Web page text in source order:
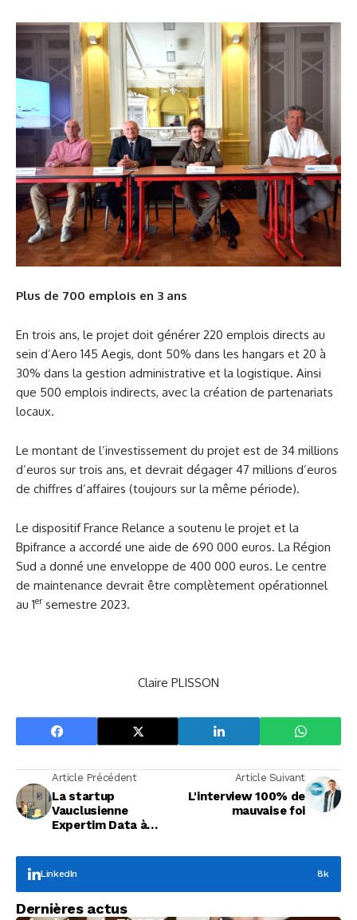
Plus de 700 emplois en 3 ans
En trois ans, le projet doit générer 220 emplois directs au
sein d’Aero 145 Aegis, dont 50% dans les hangars et 20 à
30% dans la gestion administrative et la logistique. Ainsi
que 500 emplois indirects, avec la création de partenariats
locaux.
Le montant de l’investissement du projet est de 34 millions
d’euros sur trois ans, et devrait dégager 47 millions d’euros
de chiffres d’affaires (toujours sur la même période).
Le dispositif France Relance a soutenu le projet et la
Bpifrance a accordé une aide de 690 000 euros. La Région
Sud a donné une enveloppe de 400 000 euros. Le centre
de maintenance devrait être complètement opérationnel
au 1ersemestre 2023.
Claire PLISSON
Article Précédent
La startup
Vauclusienne
Expertim Data à
collectivités
Article Suivant
L'interview 100% de
mauvaise foi
LinkedIn 8k
Dernières actus
À la rencontre de Christophe Coeffier, dirigeant